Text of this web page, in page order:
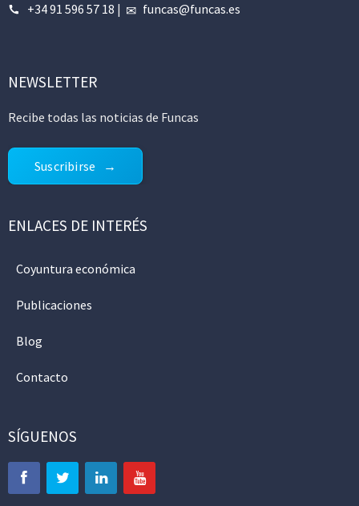
+34 91 596 57 18 | funcas@funcas.es
NEWSLETTER
Recibe todas las noticias de Funcas
Suscribirse
ENLACES DE INTERÉS
Coyuntura económica
Publicaciones
Blog
Contacto
SÍGUENOS